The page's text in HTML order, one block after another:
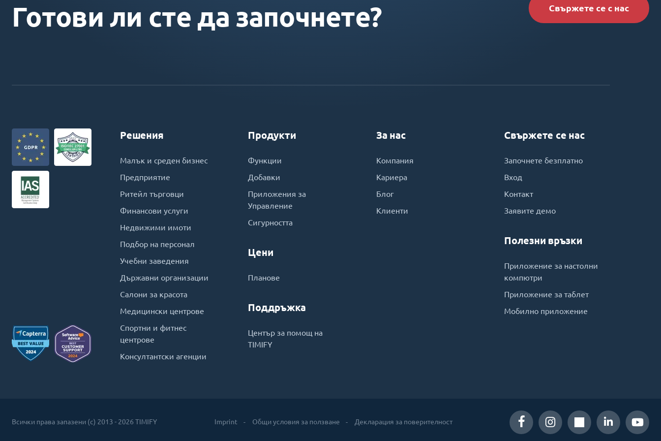
Готови ли сте да започнете? Свържете се с нас
Решения
Малък и среден бизнес
Предприятие
Ритейл търговци
Финансови услуги
Недвижими имоти
Подбор на персонал
Учебни заведения
Държавни организации
Салони за красота
Медицински центрове
Спортни и фитнес
центрове
Консултантски агенции
Продукти
Функции
Добавки
Приложения за
Управление
Сигурността
Цени
Планове
Поддръжка
Център за помощ на
TIMIFY
За нас
Компания
Кариера
Блог
Клиенти
Свържете се нас
Започнете безплатно
Вход
Контакт
Заявите демо
Полезни връзки
Приложение за настолни
компютри
Приложение за таблет
Мобилно приложение
Всички права запазени (c) 2013 - 2026 TIMIFY Imprint Общи условия за ползване Декларация за поверителност